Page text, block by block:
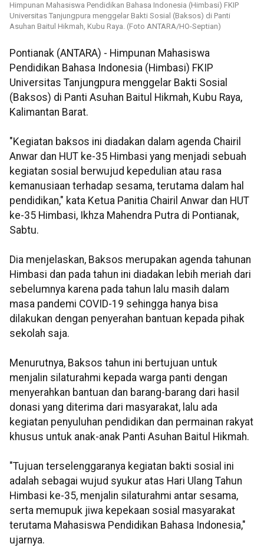
Himpunan Mahasiswa Pendidikan Bahasa Indonesia (Himbasi) FKIP
Universitas Tanjungpura menggelar Bakti Sosial (Baksos) di Panti
Asuhan Baitul Hikmah, Kubu Raya. (Foto ANTARA/HO-Septian)
Pontianak (ANTARA) - Himpunan Mahasiswa
Pendidikan Bahasa Indonesia (Himbasi) FKIP
Universitas Tanjungpura menggelar Bakti Sosial
(Baksos) di Panti Asuhan Baitul Hikmah, Kubu Raya,
Kalimantan Barat.
"Kegiatan baksos ini diadakan dalam agenda Chairil
Anwar dan HUT ke-35 Himbasi yang menjadi sebuah
kegiatan sosial berwujud kepedulian atau rasa
kemanusiaan terhadap sesama, terutama dalam hal
pendidikan," kata Ketua Panitia Chairil Anwar dan HUT
ke-35 Himbasi, Ikhza Mahendra Putra di Pontianak,
Sabtu.
Dia menjelaskan, Baksos merupakan agenda tahunan
Himbasi dan pada tahun ini diadakan lebih meriah dari
sebelumnya karena pada tahun lalu masih dalam
masa pandemi COVID-19 sehingga hanya bisa
dilakukan dengan penyerahan bantuan kepada pihak
sekolah saja.
Menurutnya, Baksos tahun ini bertujuan untuk
menjalin silaturahmi kepada warga panti dengan
menyerahkan bantuan dan barang-barang dari hasil
donasi yang diterima dari masyarakat, lalu ada
kegiatan penyuluhan pendidikan dan permainan rakyat
khusus untuk anak-anak Panti Asuhan Baitul Hikmah.
"Tujuan terselenggaranya kegiatan bakti sosial ini
adalah sebagai wujud syukur atas Hari Ulang Tahun
Himbasi ke-35, menjalin silaturahmi antar sesama,
serta memupuk jiwa kepekaan sosial masyarakat
terutama Mahasiswa Pendidikan Bahasa Indonesia,"
ujarnya.